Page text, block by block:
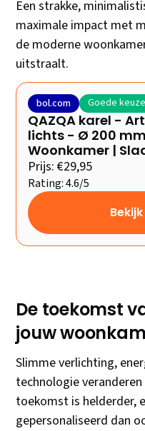
Een strakke,
maximale impact met
de moderne
uitstraalt.
bol.com Goede keuze
QAZQA karel -
lichts - Ø 200
Woonkamer |
Prijs: €29,95
Rating: 4.6/5
De toekomst
jouw
Slimme verlichting,
technologie
toekomst is helderder,
gepersonaliseerd dan